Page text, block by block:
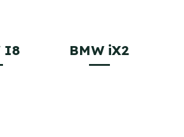
I8 BMW iX2